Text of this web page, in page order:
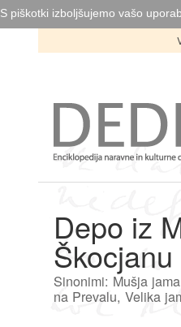
S piškotki izboljšujemo vašo
Depo iz
Škocjanu
Sinonimi: Mušja
na Prevalu, Velika